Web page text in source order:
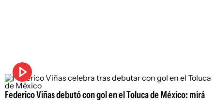
Federico Viñas debutó con gol en el Toluca de México: mirá